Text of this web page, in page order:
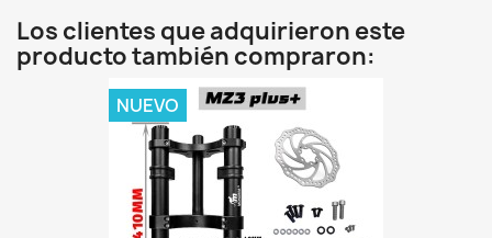
Los clientes que adquirieron este
producto también compraron:
NUEVO